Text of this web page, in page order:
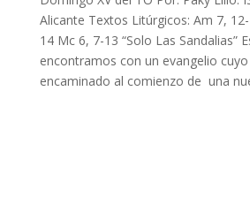
Alicante Textos Litúrgicos: Am 7,
14 Mc 6, 7-13 “Solo Las Sandalias”
encontramos con un evangelio
encaminado al comienzo de una